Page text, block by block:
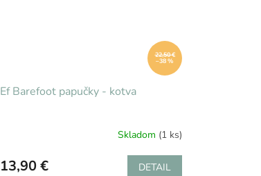
22,50 €
–38 %
Ef Barefoot papučky - kotva
Skladom (1 ks)
13,90 € DETAIL